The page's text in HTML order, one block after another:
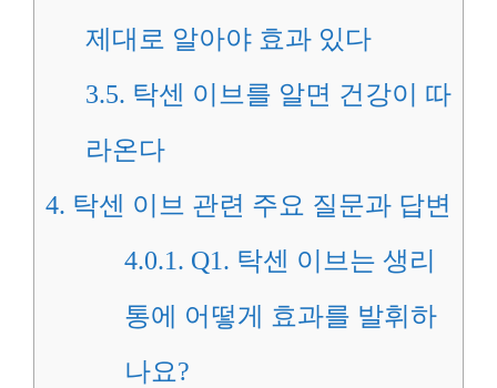
제대로 알아야 효과 있다
3.5. 탁센 이브를 알면 건강이 따
라온다
4. 탁센 이브 관련 주요 질문과 답변
4.0.1. Q1. 탁센 이브는 생리
통에 어떻게 효과를 발휘하
나요?